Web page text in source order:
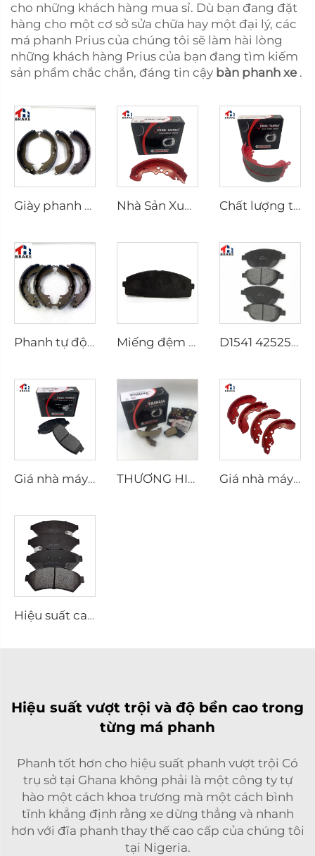
cho những khách hàng mua sỉ. Dù bạn đang đặt
hàng cho một cơ sở sửa chữa hay một đại lý, các
má phanh Prius của chúng tôi sẽ làm hài lòng
những khách hàng Prius của bạn đang tìm kiếm
sản phẩm chắc chắn, đáng tin cậy bàn phanh xe .
Giày phanh sau K2305 cho xe Toyota 04495-35151 Nhà Sản Xuất Trung Quốc Hệ Thống Phanh Ô Tô Giày Phanh Xe Hơi Chất lượng tốt nhất Bán sỉ Giày phanh Ceramic Trục sau Ô tô cho HILUX VI Pickup
Phanh tự động cho xe HILUX VII Pickup OEM 04495-0K010 04495-28090 Miếng đệm phanh nhà máy D1434 Kd2605 Phù hợp với xe toyota HIACE IV Bus D1541 425253 Nhà máy Cung cấp Giá thấp Phụ kiện Đệm phanh cho peugeot 207 307
Giá nhà máy Phụ tùng ô tô Nhà sản xuất Tấm đỡ Đệm phanh đĩa D2026 cho xe Nhật Bản THƯƠNG HIỆU TAIHUA D1354 Nhà sản xuất Lót phanh Ceramic cho xe hơi Giá nhà máy OEM Tùy chỉnh Lót phanh xe tải bán tải Phanh trống Giày phanh cho xe coast SUZUKI
Hiệu suất cao Lót phanh Ceramic D1075 cho xe PONTIAC
Hiệu suất vượt trội và độ bền cao trong
từng má phanh
Phanh tốt hơn cho hiệu suất phanh vượt trội Có
trụ sở tại Ghana không phải là một công ty tự
hào một cách khoa trương mà một cách bình
tĩnh khẳng định rằng xe dừng thẳng và nhanh
hơn với đĩa phanh thay thế cao cấp của chúng tôi
tại Nigeria.